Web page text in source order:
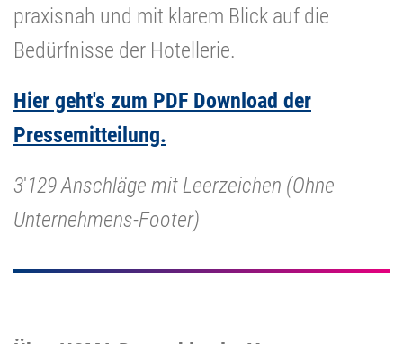
praxisnah und mit klarem Blick auf die
Bedürfnisse der Hotellerie.
Hier geht's zum PDF Download der
Pressemitteilung.
3'129 Anschläge mit Leerzeichen (Ohne
Unternehmens-Footer)